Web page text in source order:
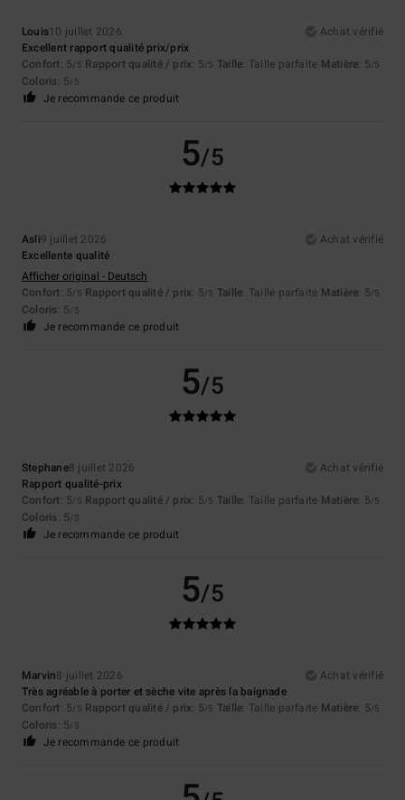
Louis10 juillet 2026
Achat vérifié
Excellent rapport qualité prix/prix
Confort: 5/5 Rapport qualité / prix: 5/5 Taille: Taille parfaite Matière: 5/5
Coloris: 5/5
Je recommande ce produit
5/5
Asli9 juillet 2026
Achat vérifié
Excellente qualité
Afficher original - Deutsch
Confort: 5/5 Rapport qualité / prix: 5/5 Taille: Taille parfaite Matière: 5/5
Coloris: 5/5
Je recommande ce produit
5/5
Stephane8 juillet 2026
Achat vérifié
Rapport qualité-prix
Confort: 5/5 Rapport qualité / prix: 5/5 Taille: Taille parfaite Matière: 5/5
Coloris: 5/5
Je recommande ce produit
5/5
Marvin8 juillet 2026
Achat vérifié
Très agréable à porter et sèche vite après la baignade
Confort: 5/5 Rapport qualité / prix: 5/5 Taille: Taille parfaite Matière: 5/5
Coloris: 5/5
Je recommande ce produit